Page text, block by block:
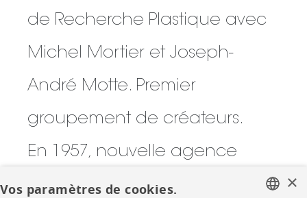
de Recherche Plastique avec
Michel Mortier et Joseph-
André Motte. Premier
groupement de créateurs.
En 1957, nouvelle agence
pour Pierre Guariche avec des ×
Vos paramètres de cookies.